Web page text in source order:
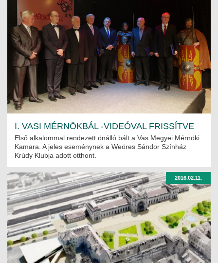
I. VASI MÉRNÖKBÁL -VIDEÓVAL FRISSÍTVE
Első alkalommal rendezett önálló bált a Vas Megyei Mérnöki
Kamara. A jeles eseménynek a Weöres Sándor Színház
Krúdy Klubja adott otthont.
2016.02.11.